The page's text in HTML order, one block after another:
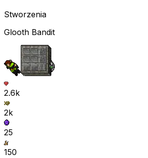
Stworzenia
Glooth Bandit
2.6k
2k
25
150